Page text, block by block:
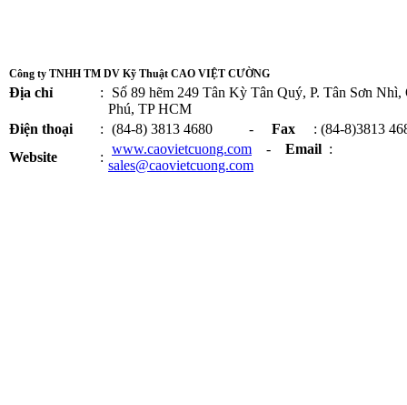
Công ty TNHH TM DV Kỹ Thuật CAO VIỆT CƯỜNG
Địa chỉ :
Số 89 hẽm 249 Tân Kỳ Tân Quý, P. Tân Sơn Nhì,
Phú, TP HCM
Điện thoại
: (84-8) 3813 4680 - Fax
: (84-8)3813
Website
:
www.caovietcuong.com - Email :
sales@caovietcuong.com